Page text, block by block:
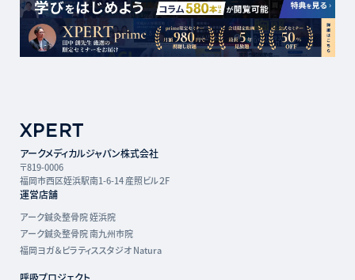
アークメディカルジャパン株式会社
〒819-0006
福岡市西区姪浜駅南1-6-14 産照ビル２F
運営店舗
アーク鍼灸整骨院 姪浜院
アーク鍼灸整骨院 南九州市院
福岡ヨガ＆ピラティススタジオ Natura